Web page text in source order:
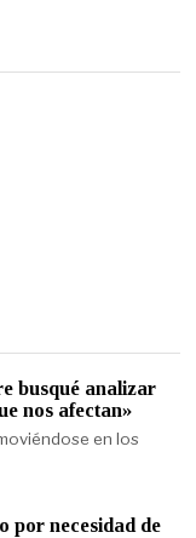
busqué analizar
nos afectan»
en los
por necesidad de